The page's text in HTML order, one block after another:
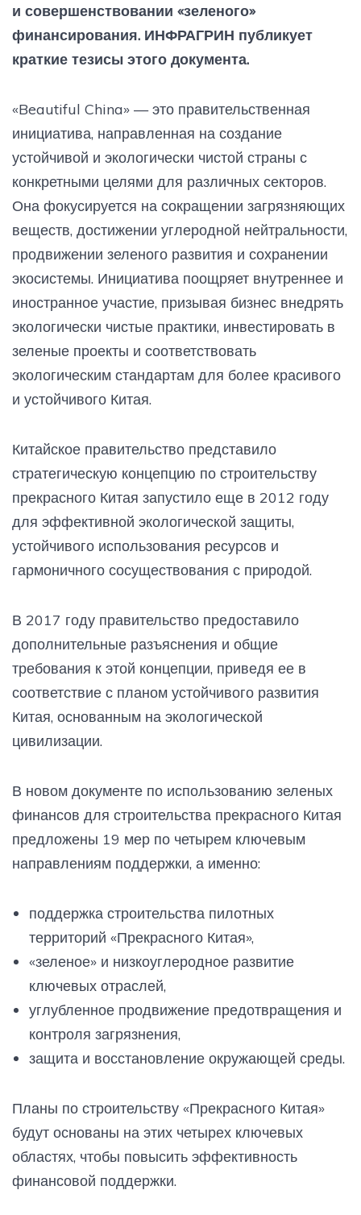
и совершенствовании «зеленого»
финансирования. ИНФРАГРИН публикует
краткие тезисы этого документа.
«Beautiful China» — это правительственная
инициатива, направленная на создание
устойчивой и экологически чистой страны с
конкретными целями для различных секторов.
Она фокусируется на сокращении загрязняющих
веществ, достижении углеродной нейтральности,
продвижении зеленого развития и сохранении
экосистемы. Инициатива поощряет внутреннее и
иностранное участие, призывая бизнес внедрять
экологически чистые практики, инвестировать в
зеленые проекты и соответствовать
экологическим стандартам для более красивого
и устойчивого Китая.
Китайское правительство представило
стратегическую концепцию по строительству
прекрасного Китая запустило еще в 2012 году
для эффективной экологической защиты,
устойчивого использования ресурсов и
гармоничного сосуществования с природой.
В 2017 году правительство предоставило
дополнительные разъяснения и общие
требования к этой концепции, приведя ее в
соответствие с планом устойчивого развития
Китая, основанным на экологической
цивилизации.
В новом документе по использованию зеленых
финансов для строительства прекрасного Китая
предложены 19 мер по четырем ключевым
направлениям поддержки, а именно:
поддержка строительства пилотных
территорий «Прекрасного Китая»,
«зеленое» и низкоуглеродное развитие
ключевых отраслей,
углубленное продвижение предотвращения и
контроля загрязнения,
защита и восстановление окружающей среды.
Планы по строительству «Прекрасного Китая»
будут основаны на этих четырех ключевых
областях, чтобы повысить эффективность
финансовой поддержки.